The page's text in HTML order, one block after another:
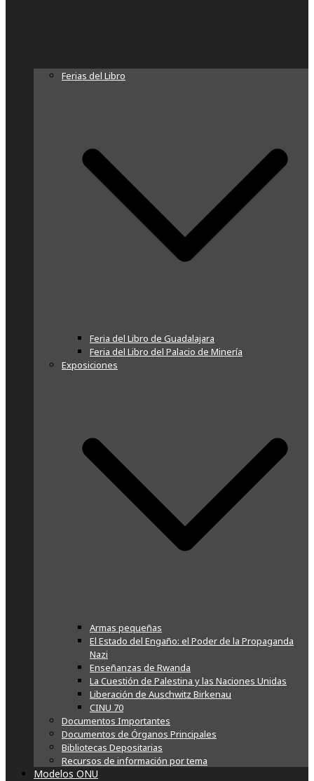
Ferias del Libro
Feria del Libro de Guadalajara
Feria del Libro del Palacio de Minería
Exposiciones
Armas pequeñas
El Estado del Engaño: el Poder de la Propaganda
Nazi
Enseñanzas de Rwanda
La Cuestión de Palestina y las Naciones Unidas
Liberación de Auschwitz Birkenau
CINU 70
Documentos Importantes
Documentos de Órganos Principales
Bibliotecas Depositarias
Recursos de información por tema
Modelos ONU